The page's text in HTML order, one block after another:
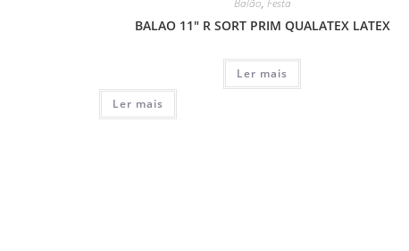
Balão, Festa
BALAO 11″ R SORT PRIM QUALATEX LATEX
Ler mais
Ler mais